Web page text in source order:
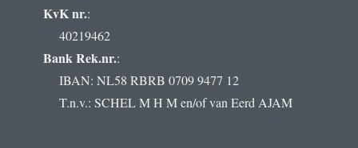
KvK nr.:
40219462
Bank Rek.nr.:
IBAN: NL58 RBRB 0709 9477 12
T.n.v.: SCHEL M H M en/of van Eerd AJAM